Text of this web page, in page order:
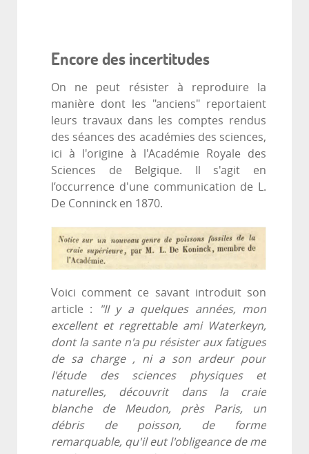
Encore des incertitudes
On ne peut résister à reproduire la
manière dont les "anciens" reportaient
leurs travaux dans les comptes rendus
des séances des académies des sciences,
ici à l'origine à l'Académie Royale des
Sciences de Belgique. Il s'agit en
l’occurrence d'une communication de L.
De Conninck en 1870.
Voici comment ce savant introduit son
article :
"II y a quelques années, mon
excellent et regrettable ami Waterkeyn,
dont la sante n'a pu résister aux fatigues
de sa charge , ni a son ardeur pour
l'étude des sciences physiques et
naturelles, découvrit dans la craie
blanche de Meudon, près Paris, un
débris de poisson, de forme
remarquable, qu'il eut l'obligeance de me